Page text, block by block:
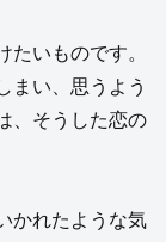
いものです。
まい、思うよう
、そうした恋の
かれたような気